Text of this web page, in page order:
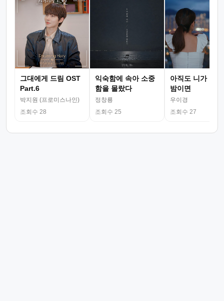
그대에게 드림 OST
Part.6
박지원 (프로미스나인)
조회수 28
익숙함에 속아 소중
함을 몰랐다
정창룡
조회수 25
아직도 니가 그
밤이면
우이경
조회수 27